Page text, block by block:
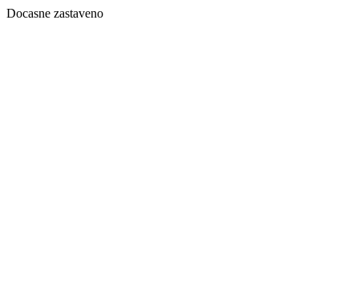
Docasne zastaveno